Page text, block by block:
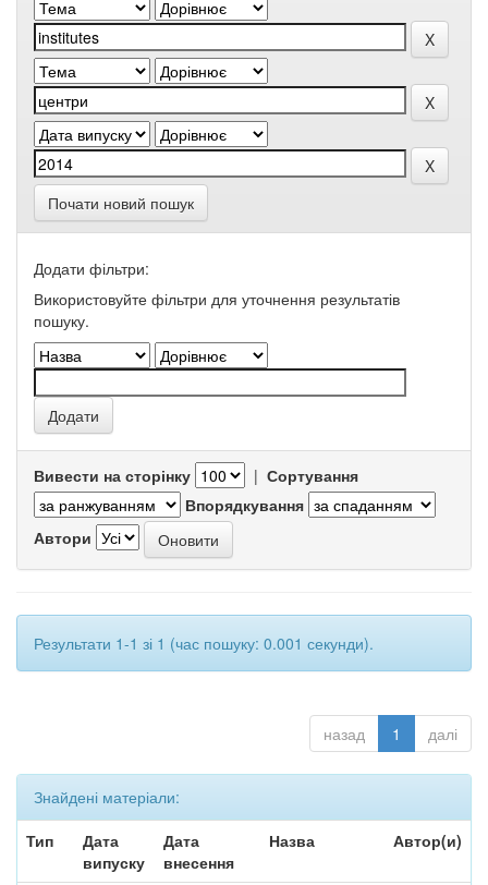
Почати новий пошук
Додати фільтри:
Використовуйте фільтри для уточнення результатів
пошуку.
Вивести на сторінку | Сортування
Впорядкування
Автори
Результати 1-1 зі 1 (час пошуку: 0.001 секунди).
назад 1 далі
Знайдені матеріали:
Тип
Дата
випуску
Дата
внесення
Назва Автор(и)